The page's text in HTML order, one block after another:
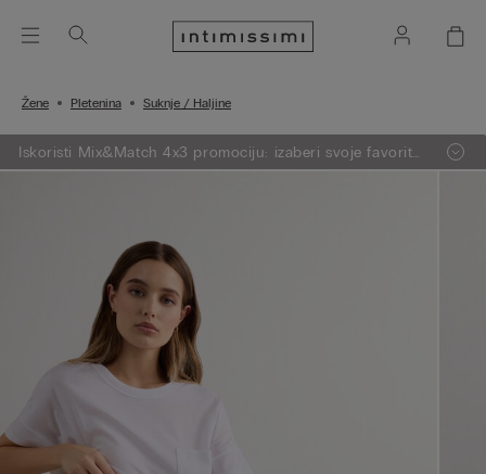
Žene Pletenina Suknje / Haljine
Iskoristi Mix&Match 4x3 promociju: izaberi svoje favorite
iz pletenine, pidžama i donjeg rublja, dodaj 4 artikla u